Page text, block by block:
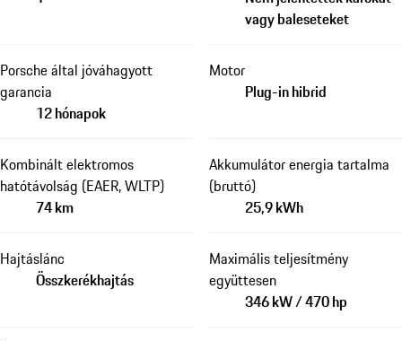
vagy baleseteket
Porsche által jóváhagyott
garancia
12 hónapok
Motor
Plug-in hibrid
Kombinált elektromos
hatótávolság (EAER, WLTP)
74 km
Akkumulátor energia tartalma
(bruttó)
25,9 kWh
Hajtáslánc
Összkerékhajtás
Maximális teljesítmény
együttesen
346 kW / 470 hp